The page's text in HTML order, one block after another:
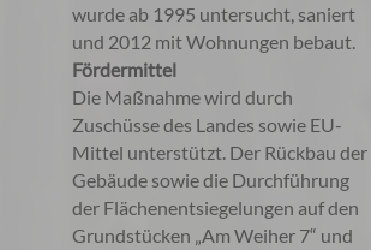
wurde ab 1995 untersucht, saniert
und 2012 mit Wohnungen bebaut.
Fördermittel
Die Maßnahme wird durch
Zuschüsse des Landes sowie EU-
Mittel unterstützt. Der Rückbau der
Gebäude sowie die Durchführung
der Flächenentsiegelungen auf den
Grundstücken „Am Weiher 7“ und